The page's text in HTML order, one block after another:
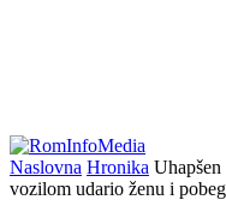
Naslovna Hronika
vozilom udario ženu i